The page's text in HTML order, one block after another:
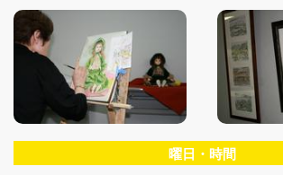
曜日・時間